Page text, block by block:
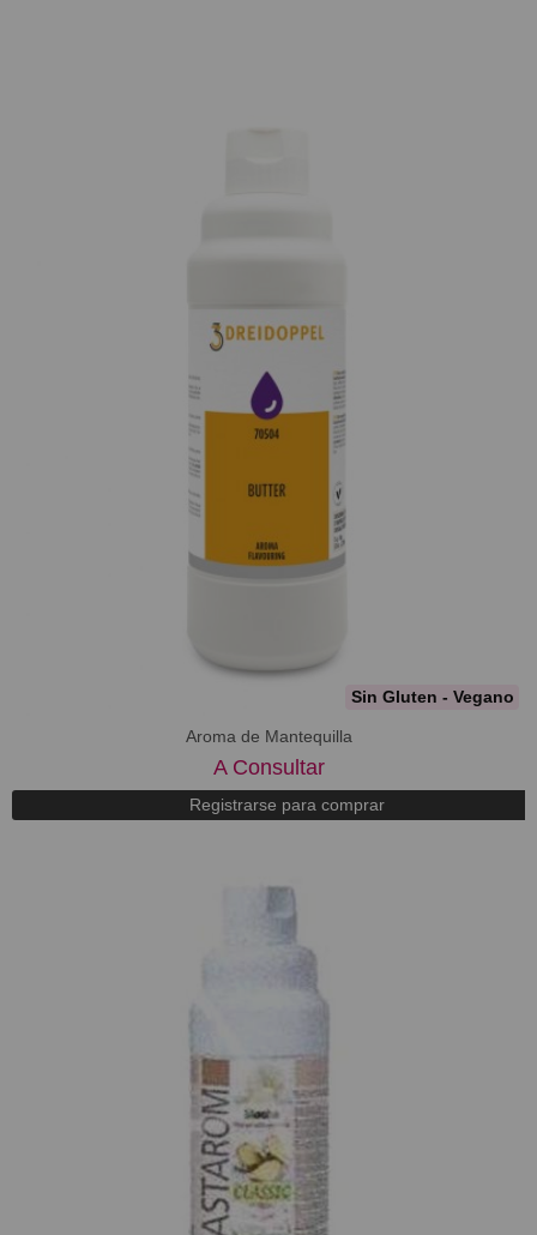
Sin Gluten - Vegano
Aroma de Mantequilla
A Consultar
Registrarse para comprar